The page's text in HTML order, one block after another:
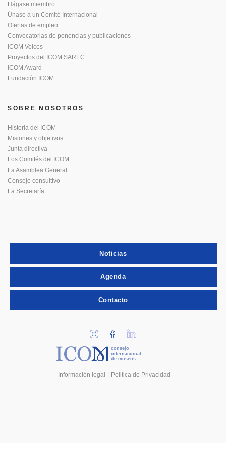
Hágase miembro
Únase a un Comité Internacional
Ofertas de empleo
Convocatorias de ponencias y publicaciones
ICOM Voices
Proyectos del ICOM SAREC
ICOM Award
Fundación ICOM
SOBRE NOSOTROS
Historia del ICOM
Misiones y objetivos
Junta directiva
Los Comités del ICOM
La Asamblea General
Consejo consultivo
La Secretaría
Noticias
Agenda
Contacto
consejo
internacional
de museos
Información legal Politica de Privacidad